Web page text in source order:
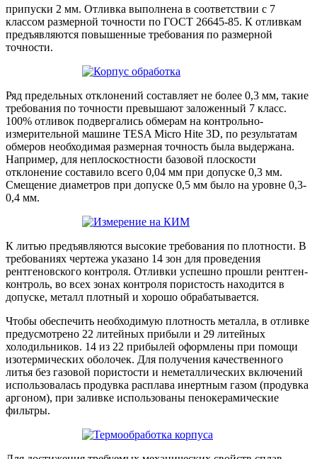
припуски 2 мм. Отливка выполнена в соответствии с 7
классом размерной точности по ГОСТ 26645-85. К отливкам
предъявляются повышенные требования по размерной
точности.
Ряд предельных отклонений составляет не более 0,3 мм, такие
требования по точности превышают заложенный 7 класс.
100% отливок подвергались обмерам на контрольно-
измерительной машине TESA Micro Hite 3D, по результатам
обмеров необходимая размерная точность была выдержана.
Например, для неплоскостности базовой плоскости
отклонение составило всего 0,04 мм при допуске 0,3 мм.
Смещение диаметров при допуске 0,5 мм было на уровне 0,3-
0,4 мм.
К литью предъявляются высокие требования по плотности. В
требованиях чертежа указано 14 зон для проведения
рентгеновского контроля. Отливки успешно прошли рентген-
контроль, во всех зонах контроля пористость находится в
допуске, металл плотный и хорошо обрабатывается.
Чтобы обеспечить необходимую плотность металла, в отливке
предусмотрено 22 литейных прибыли и 29 литейных
холодильников. 14 из 22 прибылей оформлены при помощи
изотермических оболочек. Для получения качественного
литья без газовой пористости и неметаллических включений
использовалась продувка расплава инертным газом (продувка
аргоном), при заливке использованы пенокерамические
фильтры.